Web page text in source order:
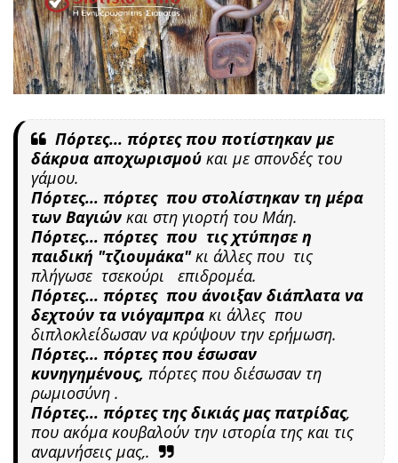
Πόρτες... πόρτες που ποτίστηκαν με
δάκρυα αποχωρισμού και με σπονδές του
γάμου.
Πόρτες... πόρτες που στολίστηκαν τη μέρα
των Βαγιών και στη γιορτή του Μάη.
Πόρτες... πόρτες που τις χτύπησε η
παιδική "τζιουμάκα"κι άλλες που τις
πλήγωσε τσεκούρι επιδρομέα.
Πόρτες... πόρτες που άνοιξαν διάπλατα να
δεχτούν τα νιόγαμπρα κι άλλες που
διπλοκλείδωσαν να κρύψουν την ερήμωση.
Πόρτες... πόρτες που έσωσαν
κυνηγημένους, πόρτες που διέσωσαν τη
ρωμιοσύνη .
Πόρτες... πόρτες της δικιάς μας πατρίδας,
που ακόμα κουβαλούν την ιστορία της και τις
αναμνήσεις μας,.